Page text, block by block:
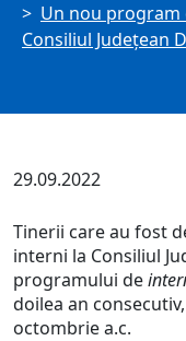
Un nou program
Consiliul Județean
29.09.2022
Tinerii care au fost
interni la Consiliul
programului de
doilea an
octombrie a.c.